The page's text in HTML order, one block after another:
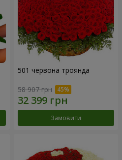
501 червона троянда
58 907 грн
Замовити